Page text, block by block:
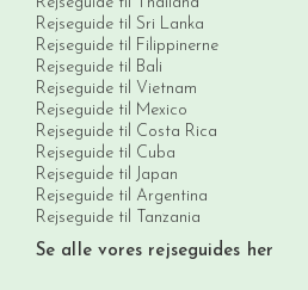
Rejseguide til Sri Lanka
Rejseguide til Filippinerne
Rejseguide til Bali
Rejseguide til Vietnam
Rejseguide til Mexico
Rejseguide til Costa Rica
Rejseguide til Cuba
Rejseguide til Japan
Rejseguide til Argentina
Rejseguide til Tanzania
Se alle vores rejseguides her